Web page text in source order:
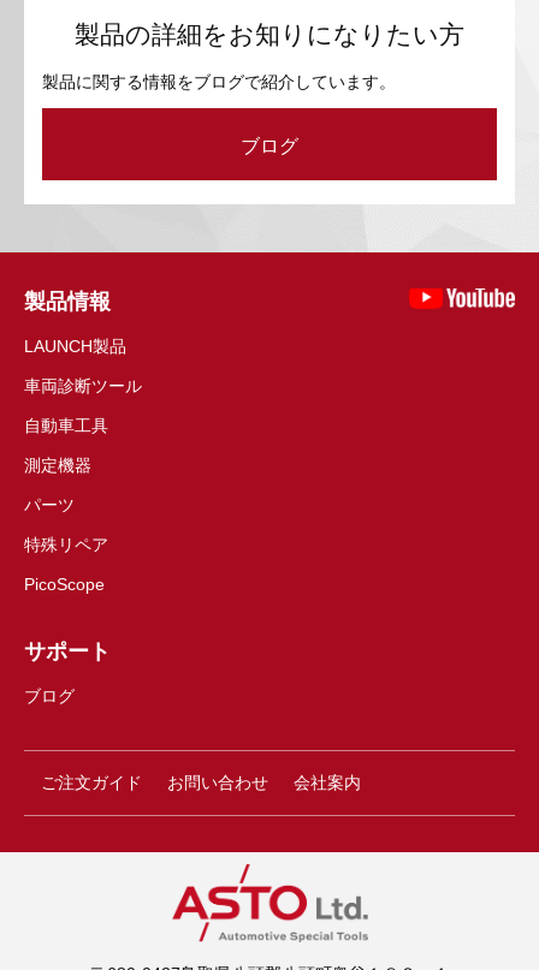
製品の詳細をお知りになりたい方
製品に関する情報をブログで紹介しています。
ブログ
製品情報
LAUNCH製品
車両診断ツール
自動車工具
測定機器
パーツ
特殊リペア
PicoScope
サポート
ブログ
ご注文ガイド お問い合わせ 会社案内